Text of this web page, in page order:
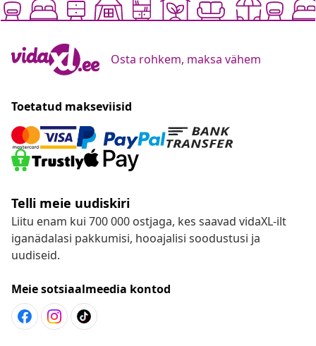
Osta rohkem, maksa vähem
Toetatud makseviisid
Telli meie uudiskiri
Liitu enam kui 700 000 ostjaga, kes saavad vidaXL-ilt
iganädalasi pakkumisi, hooajalisi soodustusi ja
uudiseid.
Meie sotsiaalmeedia kontod